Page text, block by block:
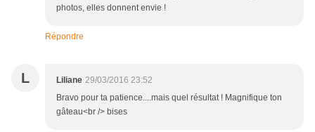
photos, elles donnent envie !
Répondre
L Liliane 29/03/2016 23:52
Bravo pour ta patience....mais quel résultat ! Magnifique ton
gâteau<br /> bises